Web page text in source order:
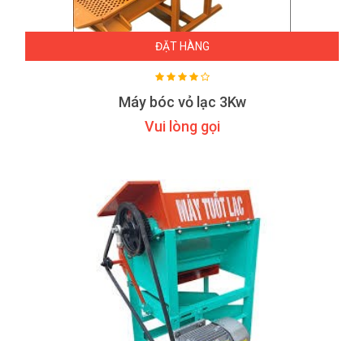
ĐẶT HÀNG
Máy bóc vỏ lạc 3Kw
Vui lòng gọi